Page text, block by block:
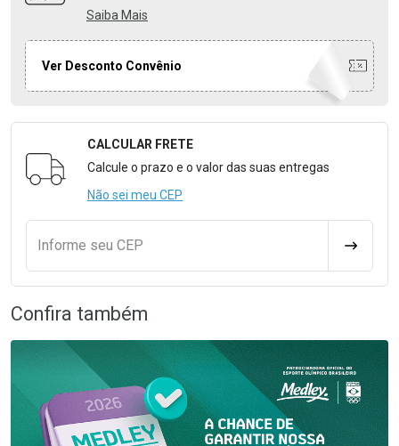
Saiba Mais
Ver Desconto Convênio
Formulário para Calcular o Frete
CALCULAR FRETE
Calcule o prazo e o valor das suas entregas
Não sei meu CEP
Informe seu CEP
Confira também